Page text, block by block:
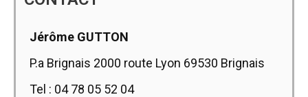
Jérôme GUTTON
P.a Brignais 2000 route Lyon 69530 Brignais
Tel : 04 78 05 52 04